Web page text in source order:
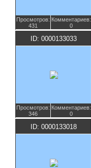
Просмотров:
431
Комментариев:
0
ID: 0000133033
Просмотров:
346
Комментариев:
0
ID: 0000133018